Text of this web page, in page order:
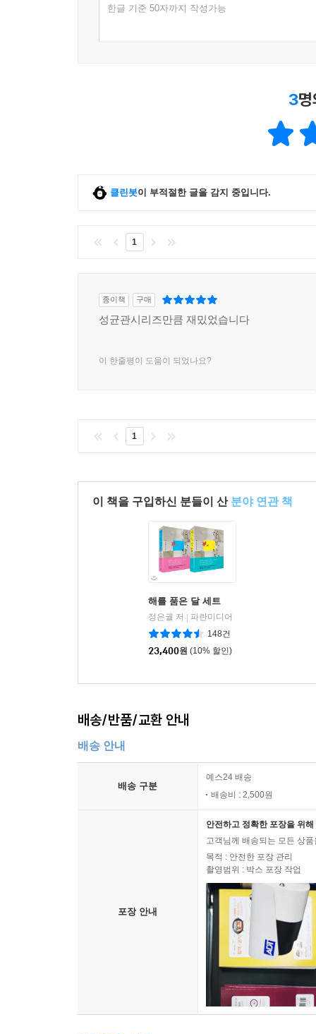
한글 기준 50자까지 작성가능
3
클린봇이 부적절한 글을 감지 중입니다.
1
종이책 구매
성균관시리즈만큼 재밌었습니다
이 한줄평이 도움이 되었나요?
1
이 책을 구입하신 분들이 산 분야 연관 책
해를 품은 달 세트
정은궐 저
파란미디어
148건
23,400원 (10% 할인)
배송/반품/교환 안내
배송 안내
배송 구분
예스24 배송
배송비 : 2,500원
포장 안내
안전하고 정확한 포장을 위
고객님께 배송되는 모든 상
목적 : 안전한 포장 관리
촬영범위 : 박스 포장 작업